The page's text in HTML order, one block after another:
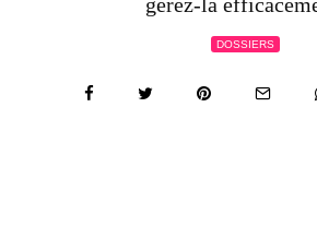
DOSSIERS